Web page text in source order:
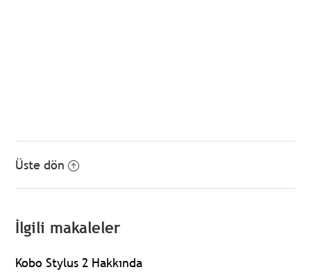
Üste dön
İlgili makaleler
Kobo Stylus 2 Hakkında